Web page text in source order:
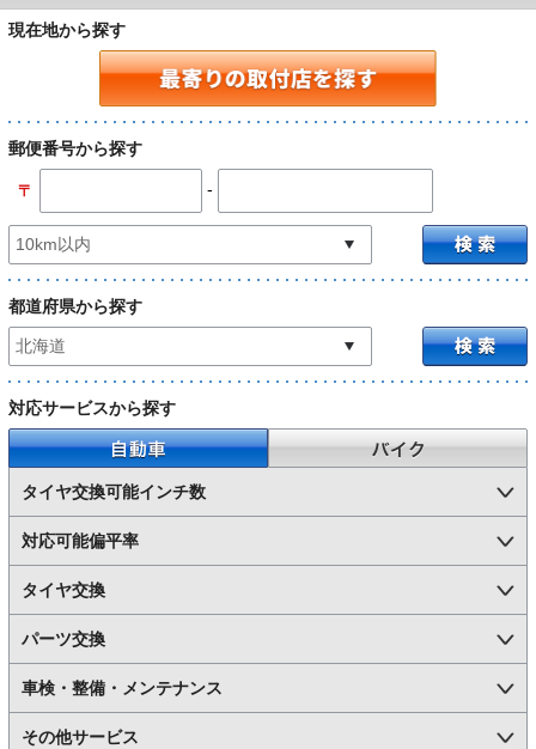
現在地から探す
郵便番号から探す
〒 -
都道府県から探す
対応サービスから探す
自動車
バイク
タイヤ交換可能インチ数
対応可能偏平率
タイヤ交換
パーツ交換
車検・整備・メンテナンス
その他サービス